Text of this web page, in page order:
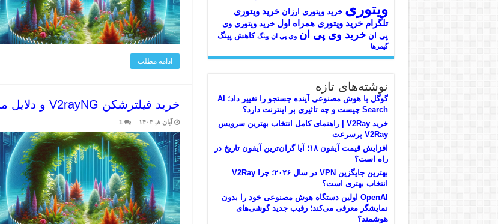
ادامه مطلب
خرید فیلترشکن V2rayNG و دلایل محبوبیت آن
آبان ۸, ۱۴۰۳ 1
ویتوری خرید ویتوری ارزان خرید ویتوری
تلگرام خرید ویتوری همراه اول خرید ویتوری وی
پی ان خرید وی پی ان وی پی ان پینگ کاهش پینگ
گیمرها
نوشته‌های تازه
گوگل با هوش مصنوعی آینده جستجو را تغییر داد؛ AI
Search چیست و چه تاثیری بر اینترنت دارد؟
خرید V2Ray | راهنمای کامل انتخاب بهترین سرویس
V2Ray پرسرعت
افزایش قیمت آیفون ۱۸؛ آیا گران‌ترین آیفون تاریخ در
راه است؟
بهترین جایگزین VPN در سال ۲۰۲۶؛ چرا V2Ray
انتخاب بهتری است؟
OpenAI اولین دستگاه هوش مصنوعی خود را بدون
نمایشگر معرفی می‌کند؛ رقیب جدید گوشی‌های
هوشمند؟